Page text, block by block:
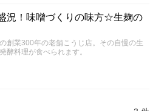
況！味噌づくりの味方☆生麹の
創業300年の老舗こうじ店。その自慢の生
酵料理が食べられます。